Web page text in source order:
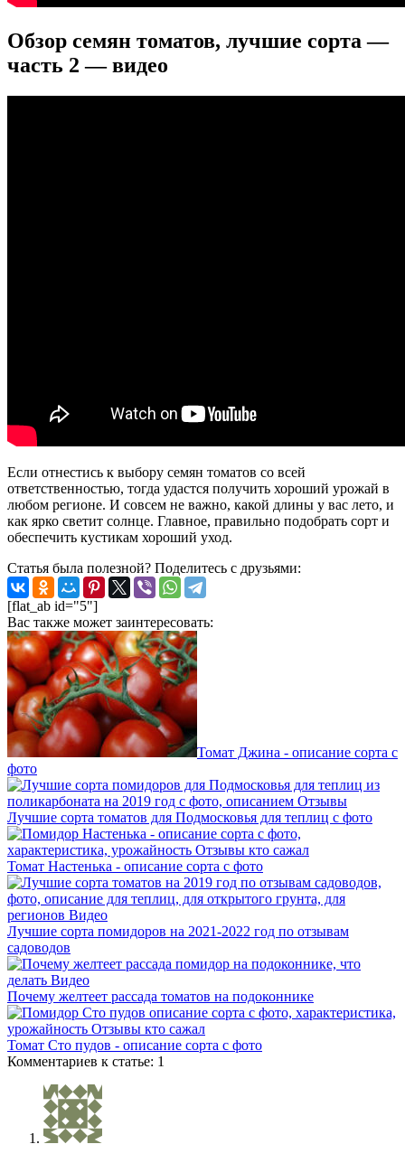
Обзор семян томатов, лучшие сорта —
часть 2 — видео
Если отнестись к выбору семян томатов со всей
ответственностью, тогда удастся получить хороший урожай в
любом регионе. И совсем не важно, какой длины у вас лето, и
как ярко светит солнце. Главное, правильно подобрать сорт и
обеспечить кустикам хороший уход.
Статья была полезной? Поделитесь с друзьями:
[flat_ab id="5"]
Вас также может заинтересовать:
Томат Джина - описание сорта с
фото
Лучшие сорта томатов для Подмосковья для теплиц с фото
Томат Настенька - описание сорта с фото
Лучшие сорта помидоров на 2021-2022 год по отзывам
садоводов
Почему желтеет рассада томатов на подоконнике
Томат Сто пудов - описание сорта с фото
Комментариев к статье: 1